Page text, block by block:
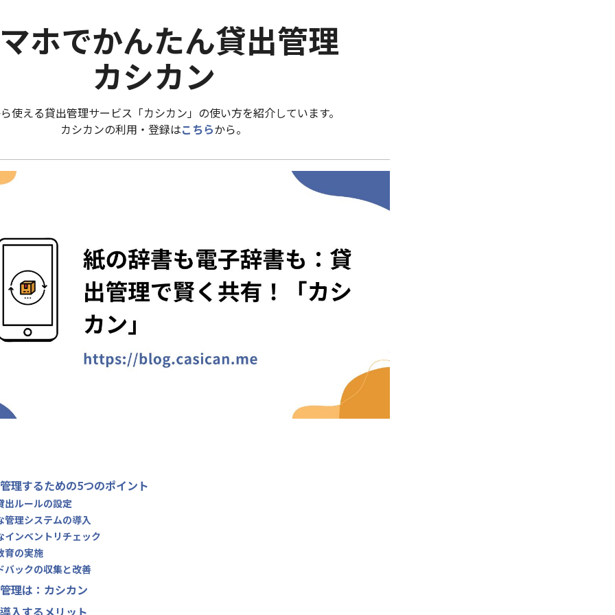
ホでかんたん貸出管理
カシカン
使える貸出管理サービス「カシカン」の使い方を紹介しています。
カシカンの利用・登録はこちらから。
理するための5つのポイント
出ルールの設定
管理システムの導入
インベントリチェック
育の実施
バックの収集と改善
理は：カシカン
入するメリット